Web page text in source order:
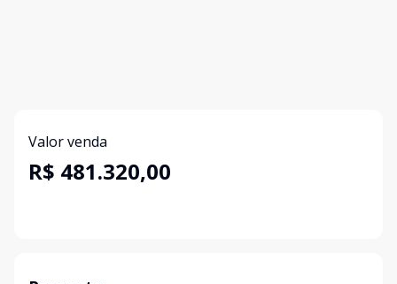
Valor venda
R$ 481.320,00